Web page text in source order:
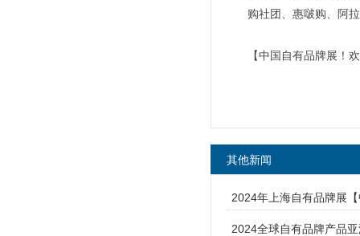
购社团、惠啵购、阿
【中国自有品牌展！
其他新闻
2024年上海自有品牌展
2024全球自有品牌产品